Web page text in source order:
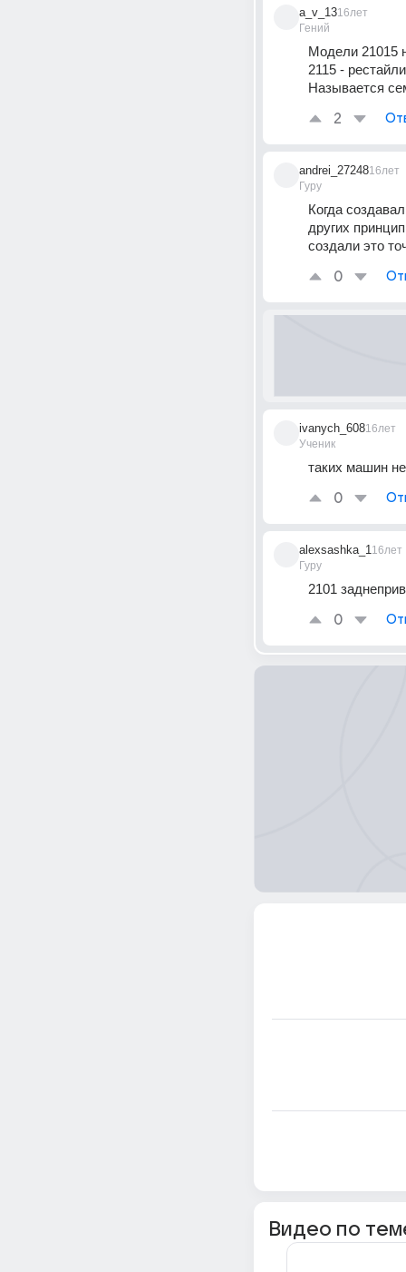
a_v_13
Гений
16лет
Модели 21015
2115 -
Называется
2
andrei_27248
Гуру
16лет
Когда
других
создали это
0
ivanych_608
Ученик
16лет
таких машин
0
alexsashka_1
Гуру
16лет
2101
0
Видео по